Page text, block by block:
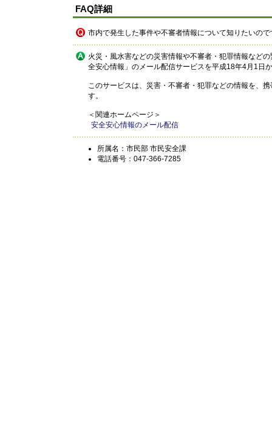
FAQ詳細
市内で発生した事件や不審者情報について知りたいので
火災・風水害などの災害情報や不審者・犯罪情報など
全安心情報」のメール配信サービスを平成18年4月1日
このサービスは、災害・不審者・犯罪などの情報を、
す。
＜関連ホームページ＞
安全安心情報のメール配信
所属名：市民部 市民安全課
電話番号：047-366-7285